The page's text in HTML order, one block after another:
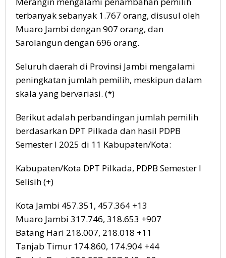
terbanyak sebanyak 1.767 orang, disusul oleh
Muaro Jambi dengan 907 orang, dan
Sarolangun dengan 696 orang.
Seluruh daerah di Provinsi Jambi mengalami
peningkatan jumlah pemilih, meskipun dalam
skala yang bervariasi. (*)
Berikut adalah perbandingan jumlah pemilih
berdasarkan DPT Pilkada dan hasil PDPB
Semester I 2025 di 11 Kabupaten/Kota:
Kabupaten/Kota DPT Pilkada, PDPB Semester I
Selisih (+)
Kota Jambi 457.351, 457.364 +13
Muaro Jambi 317.746, 318.653 +907
Batang Hari 218.007, 218.018 +11
Tanjab Timur 174.860, 174.904 +44